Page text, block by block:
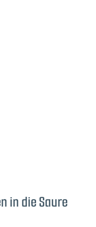
in die Saure